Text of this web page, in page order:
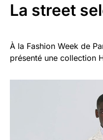
La street
À la Fashion Week de
présenté une collection